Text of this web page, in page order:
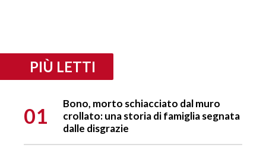
PIÙ LETTI
01
Bono, morto schiacciato dal muro
crollato: una storia di famiglia segnata
dalle disgrazie